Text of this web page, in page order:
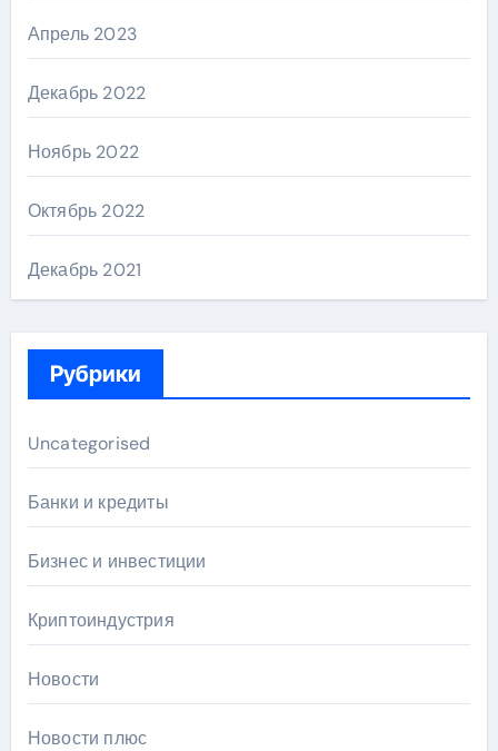
Апрель 2023
Декабрь 2022
Ноябрь 2022
Октябрь 2022
Декабрь 2021
Рубрики
Uncategorised
Банки и кредиты
Бизнес и инвестиции
Криптоиндустрия
Новости
Новости плюс